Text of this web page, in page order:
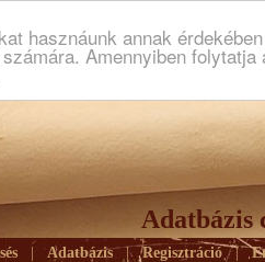
hasznáunk annak
Amennyiben
Adatbázis
Adatbázis | Regisztráció |